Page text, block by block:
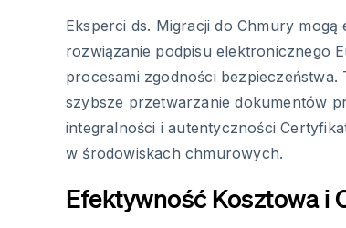
Eksperci ds. Migracji do Chmury
rozwiązanie podpisu elektronicznego
procesami zgodności bezpieczeństwa.
szybsze przetwarzanie dokumentów
integralności i autentyczności
w środowiskach chmurowych.
Efektywność Kosztowa i